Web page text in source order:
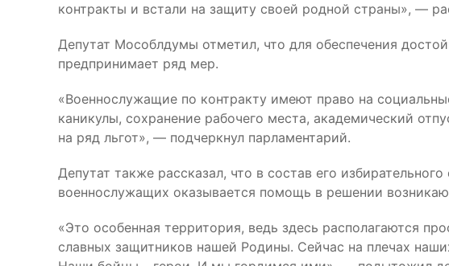
контракты и встали на защиту своей родной страны», —
Депутат Мособлдумы отметил, что для обеспечения
предпринимает ряд мер.
«Военнослужащие по контракту имеют право на
каникулы, сохранение рабочего места, академический
на ряд льгот», — подчеркнул парламентарий.
Депутат также рассказал, что в состав его
военнослужащих оказывается помощь в решении
«Это особенная территория, ведь здесь располагаются
славных защитников нашей Родины. Сейчас на плечах